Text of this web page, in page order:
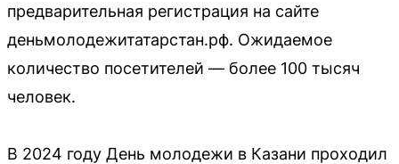
предварительная регистрация на сайте
деньмолодежитатарстан.рф. Ожидаемое
количество посетителей — более 100 тысяч
человек.
В 2024 году День молодежи в Казани проходил